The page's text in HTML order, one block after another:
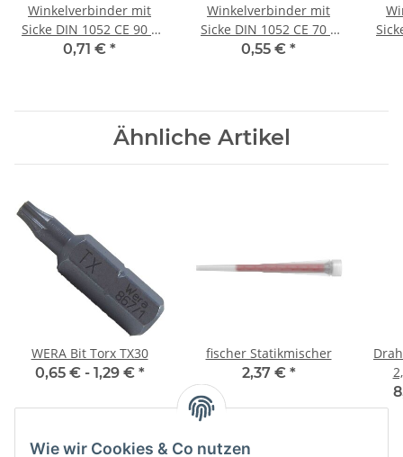
Winkelverbinder mit
Sicke DIN 1052 CE 90 x
90 x 65 x 2,5 mm (1)
0,71 € *
Winkelverbinder mit
Sicke DIN 1052 CE 70 x
70 x 55 x 2,5 mm (1)
0,55 € *
Ähnliche Artikel
WERA Bit Torx TX30
0,65 € - 1,29 € *
fischer Statikmischer
2,37 € *
Wie wir Cookies & Co nutzen